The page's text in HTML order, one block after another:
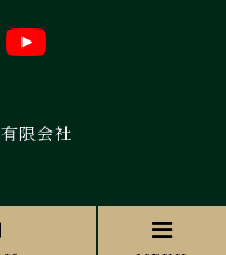
限会社